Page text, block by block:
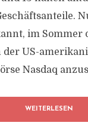
im Sommer
der US-
Nasdaq
WEITERLESEN